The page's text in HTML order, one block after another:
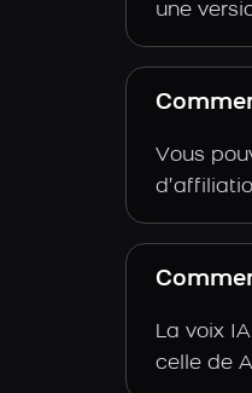
une
Vous
La voix
celle de